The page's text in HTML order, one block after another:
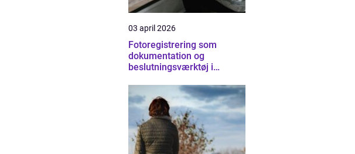
03 april 2026
Fotoregistrering som
dokumentation og
beslutningsværktøj i